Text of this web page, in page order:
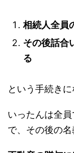
相続人全員
その後話合
る
という手続きに
いったんは全
で、その後の名